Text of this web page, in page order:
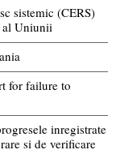
sistemic (CERS)
Uniunii
for failure to
inregistrate
si de verificare